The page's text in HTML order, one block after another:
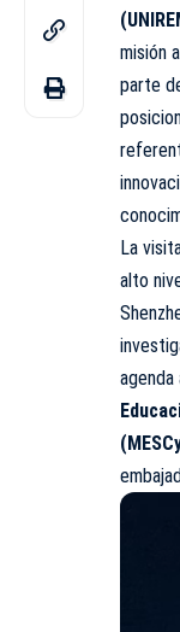
misión
parte
La
alto